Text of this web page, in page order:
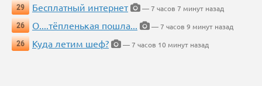
29
Бесплатный интернет
— 7 часов 7 минут назад
26
О....тёпленькая пошла...
— 7 часов 9 минут назад
26
Куда летим шеф? — 7 часов 10 минут назад